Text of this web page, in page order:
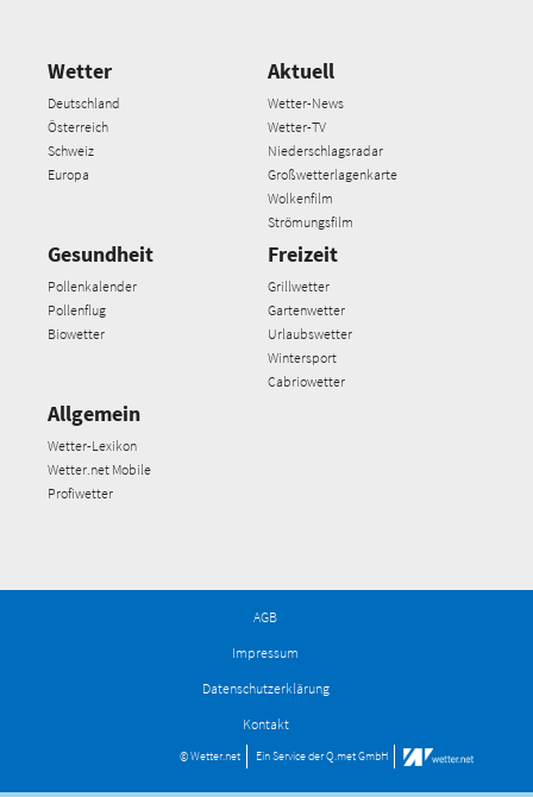
Wetter
Deutschland
Österreich
Schweiz
Europa
Aktuell
Wetter-News
Wetter-TV
Niederschlagsradar
Großwetterlagenkarte
Wolkenfilm
Strömungsfilm
Gesundheit
Pollenkalender
Pollenflug
Biowetter
Freizeit
Grillwetter
Gartenwetter
Urlaubswetter
Wintersport
Cabriowetter
Allgemein
Wetter-Lexikon
Wetter.net Mobile
Profiwetter
AGB
Impressum
Datenschutzerklärung
Kontakt
© Wetter.net Ein Service derQ.met GmbH